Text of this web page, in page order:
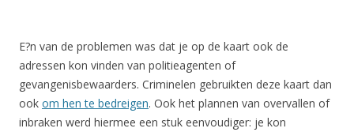
E?n van de problemen was dat je op de kaart ook de
adressen kon vinden van politieagenten of
gevangenisbewaarders. Criminelen gebruikten deze kaart dan
ook om hen te bedreigen. Ook het plannen van overvallen of
inbraken werd hiermee een stuk eenvoudiger: je kon